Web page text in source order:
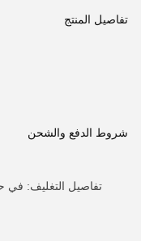
تفاصيل المنتج
شروط الدفع والشحن
تفاصيل التغليف: في